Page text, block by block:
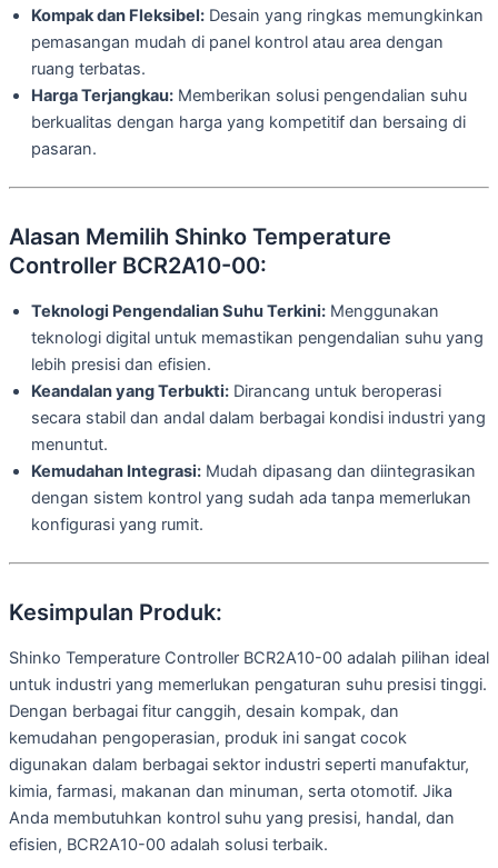
Kompak dan Fleksibel: Desain yang ringkas memungkinkan
pemasangan mudah di panel kontrol atau area dengan
ruang terbatas.
Harga Terjangkau: Memberikan solusi pengendalian suhu
berkualitas dengan harga yang kompetitif dan bersaing di
pasaran.
Alasan Memilih Shinko Temperature
Controller BCR2A10-00:
Teknologi Pengendalian Suhu Terkini: Menggunakan
teknologi digital untuk memastikan pengendalian suhu yang
lebih presisi dan efisien.
Keandalan yang Terbukti: Dirancang untuk beroperasi
secara stabil dan andal dalam berbagai kondisi industri yang
menuntut.
Kemudahan Integrasi: Mudah dipasang dan diintegrasikan
dengan sistem kontrol yang sudah ada tanpa memerlukan
konfigurasi yang rumit.
Kesimpulan Produk:
Shinko Temperature Controller BCR2A10-00 adalah pilihan ideal
untuk industri yang memerlukan pengaturan suhu presisi tinggi.
Dengan berbagai fitur canggih, desain kompak, dan
kemudahan pengoperasian, produk ini sangat cocok
digunakan dalam berbagai sektor industri seperti manufaktur,
kimia, farmasi, makanan dan minuman, serta otomotif. Jika
Anda membutuhkan kontrol suhu yang presisi, handal, dan
efisien, BCR2A10-00 adalah solusi terbaik.